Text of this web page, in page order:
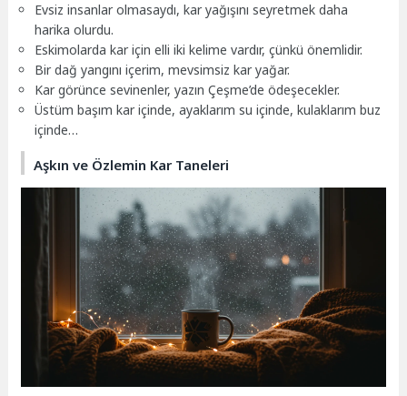
Evsiz insanlar olmasaydı, kar yağışını seyretmek daha
harika olurdu.
Eskimolarda kar için elli iki kelime vardır, çünkü önemlidir.
Bir dağ yangını içerim, mevsimsiz kar yağar.
Kar görünce sevinenler, yazın Çeşme’de ödeşecekler.
Üstüm başım kar içinde, ayaklarım su içinde, kulaklarım buz
içinde…
Aşkın ve Özlemin Kar Taneleri